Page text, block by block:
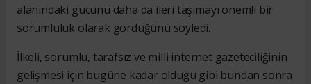
alanındaki gücünü daha da ileri taşımayı önemli bir
sorumluluk olarak gördüğünü söyledi.
İlkeli, sorumlu, tarafsız ve milli internet gazeteciliğinin
gelişmesi için bugüne kadar olduğu gibi bundan sonra